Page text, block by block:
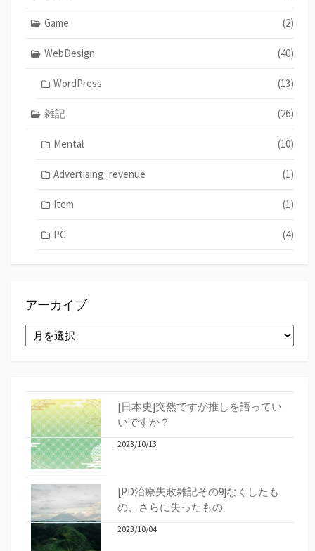
Game (2)
WebDesign (40)
WordPress (13)
雑記 (26)
Mental (10)
Advertising_revenue (1)
Item (1)
PC (4)
アーカイブ
ー
[日本史]突然ですが推しを語ってい
いですか？
2023/10/13
[PD治療失敗雑記その9]なくしたも
の、さらに失ったもの
2023/10/04